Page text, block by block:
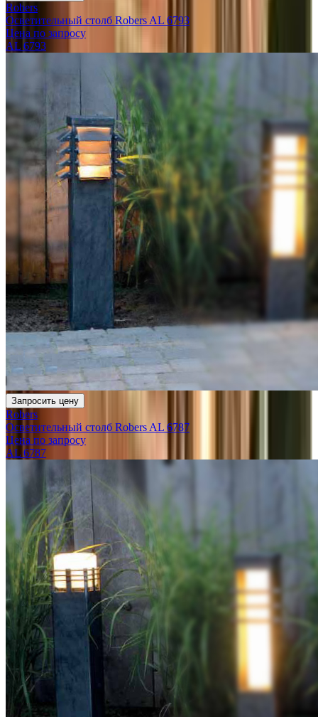
Robers
Осветительный столб Robers AL 6793
Цена по запросу
AL 6793
Запросить цену
Robers
Осветительный столб Robers AL 6787
Цена по запросу
AL 6787